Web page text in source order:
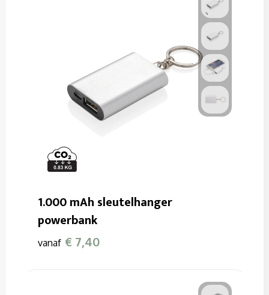
1.000 mAh sleutelhanger
powerbank
vanaf € 7,40